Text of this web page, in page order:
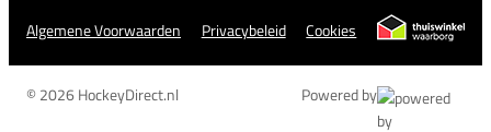
Algemene Voorwaarden Privacybeleid Cookies
© 2026 HockeyDirect.nl Powered by